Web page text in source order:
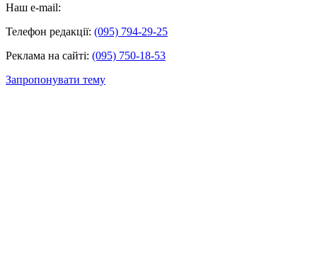
Наш e-mail:
Телефон редакції: (095) 794-29-25
Реклама на сайті: (095) 750-18-53
Запропонувати тему